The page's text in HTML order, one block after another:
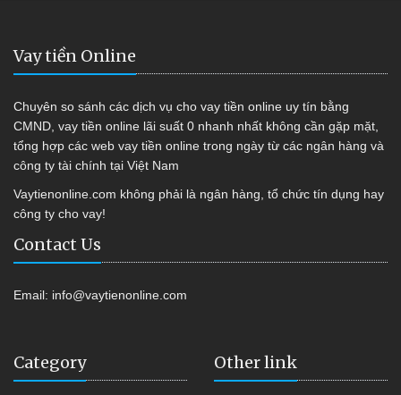
Vay tiền Online
Chuyên so sánh các dịch vụ cho vay tiền online uy tín bằng
CMND, vay tiền online lãi suất 0 nhanh nhất không cần gặp mặt,
tổng hợp các web vay tiền online trong ngày từ các ngân hàng và
công ty tài chính tại Việt Nam
Vaytienonline.com không phải là ngân hàng, tổ chức tín dụng hay
công ty cho vay!
Contact Us
Email: info@vaytienonline.com
Category Other link